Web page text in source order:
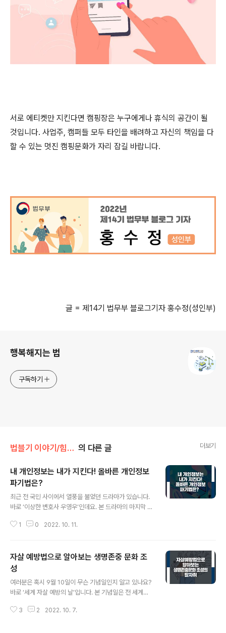
서로 에티켓만 지킨다면 캠핑장은 누구에게나 휴식의 공간이 될
것입니다. 사업주, 캠퍼들 모두 타인을 배려하고 자신의 책임을 다
할 수 있는 멋진 캠핑문화가 자리 잡길 바랍니다.
글 = 제 14기 법무부 블로그기자 홍수정(성인부)
행복해지는 법
구독하기
법블기 이야기/힘이되는 법 의 다른 글 더보기
내 개인정보는 내가 지킨다! 올바른 개인정보
파기법은?
최근 전 국민 사이에서 열풍을 불었던 드라마가 있습니다.
바로 ‘이상한 변호사 우영우’인데요. 본 드라마의 마지막 에
사고였습니다. 그런데 이런 개인정보 유출사고, 왠지 익숙
7년에는 한 숙박 앱에서 97만 명의 숙박예약정보와 회원
정보가 유출되는 사건도 있었습니다. 개인정보 유출 사건
은 비단 드라마에서만 접할 수 있는 아닌데요. 그래서 오늘
은 개인정보 유출 관련하여 특히 주의해야 할 ‘개인정보 파
대다수가 웹과 앱으로 생활을 하는 요즈음, 우리는 깊은 고
1 0 2022. 10. 11.
자살 예방법으로 알아보는 생명존중 문화 조
성
여러분은 혹시 9월 10일이 무슨 기념일인지 알고 있나요?
바로 ‘세계 자살 예방의 날’입니다. 본 기념일은 전 세계에
살 문제의 심각성을 알리는 데 그 의의가 있는데요. 최근 국
3 2 2022. 10. 7.